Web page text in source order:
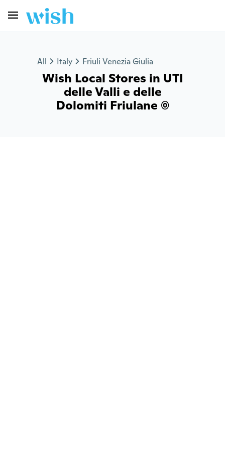
All Italy Friuli Venezia Giulia
Wish Local Stores in UTI
delle Valli e delle
Dolomiti Friulane (0)